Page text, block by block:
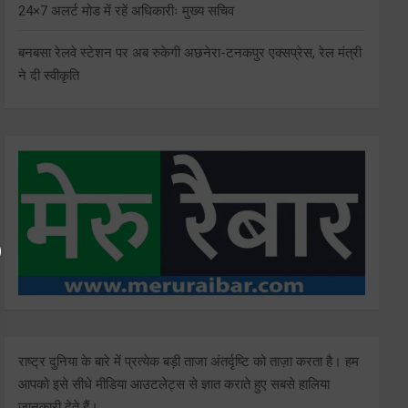
24×7 अलर्ट मोड में रहें अधिकारीः मुख्य सचिव
बनबसा रेलवे स्टेशन पर अब रुकेगी अछनेरा-टनकपुर एक्सप्रेस, रेल मंत्री
ने दी स्वीकृति
राष्ट्र दुनिया के बारे में प्रत्येक बड़ी ताजा अंतर्दृष्टि को ताज़ा करता है। हम
आपको इसे सीधे मीडिया आउटलेट्स से ज्ञात कराते हुए सबसे हालिया